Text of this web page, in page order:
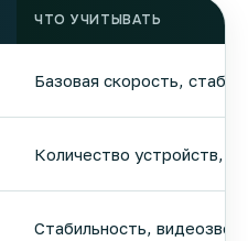
ЧТО УЧИТЫВАТЬ
Базовая скорость,
Количество устройств,
Стабильность,